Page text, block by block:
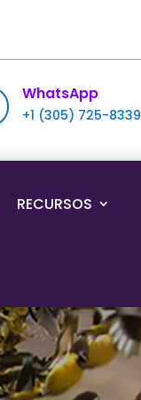
WhatsApp
+1 (305) 725-8339
RECURSOS